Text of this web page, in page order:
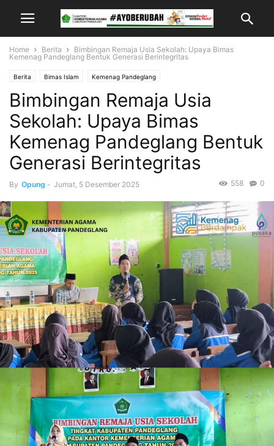
Home Berita
Bimbingan Remaja Usia Sekolah: Upaya Bimas
Kemenag Pandeglang Bentuk Generasi Berintegritas
Berita Bimas Islam Kemenag Pandeglang
Bimbingan Remaja Usia
Sekolah: Upaya Bimas
Kemenag Pandeglang Bentuk
Generasi Berintegritas
By Opung - Jumat, 5 Desember 2025 0
558